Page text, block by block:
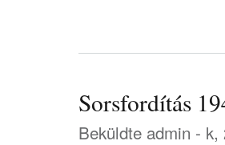
Sorsfordítás
Beküldte admin - k,